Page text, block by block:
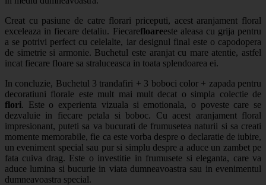
Creat cu pasiune de catre florari priceputi, acest aranjament floral
exceleaza in fiecare detaliu. Fiecarefloareeste aleasa cu grija pentru
a se potrivi perfect cu celelalte, iar designul final este o capodopera
de simetrie si armonie. Buchetul este aranjat cu mare atentie, astfel
incat fiecare floare sa straluceasca in toata splendoarea ei.
In concluzie, Buchetul 3 trandafiri + 3 boboci color + zapada pentru
decoratiuni florale este mult mai mult decat o simpla colectie de
flori. Este o experienta vizuala si emotionala, o poveste care se
dezvaluie in fiecare petala si boboc. Cu acest aranjament floral
impresionant, puteti sa va bucurati de frumusetea naturii si sa creati
momente memorabile, fie ca este vorba despre o declaratie de iubire,
un eveniment special sau pur si simplu despre a aduce un zambet pe
fata cuiva drag. Este o investitie in frumusete si eleganta, care va
aduce lumina si bucurie in viata dumneavoastra sau in evenimentul
dumneavoastra special.